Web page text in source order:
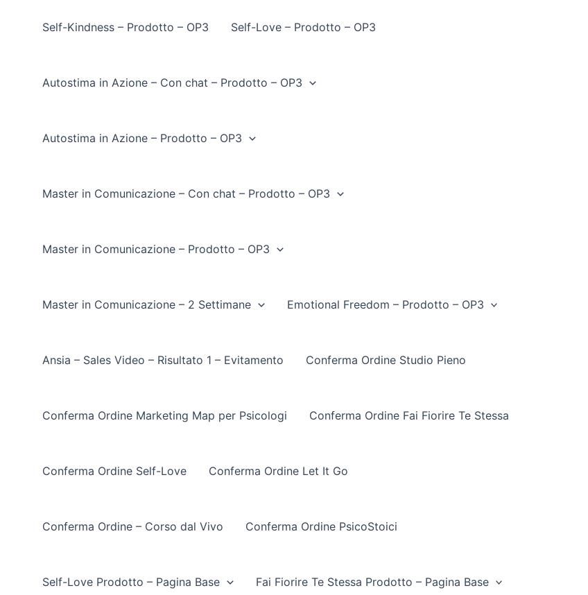
Self-Kindness – Prodotto – OP3 Self-Love – Prodotto – OP3
Autostima in Azione – Con chat – Prodotto – OP3
Autostima in Azione – Prodotto – OP3
Master in Comunicazione – Con chat – Prodotto – OP3
Master in Comunicazione – Prodotto – OP3
Master in Comunicazione – 2 Settimane Emotional Freedom – Prodotto – OP3
Ansia – Sales Video – Risultato 1 – Evitamento Conferma Ordine Studio Pieno
Conferma Ordine Marketing Map per Psicologi Conferma Ordine Fai Fiorire Te Stessa
Conferma Ordine Self-Love Conferma Ordine Let It Go
Conferma Ordine – Corso dal Vivo Conferma Ordine PsicoStoici
Self-Love Prodotto – Pagina Base Fai Fiorire Te Stessa Prodotto – Pagina Base